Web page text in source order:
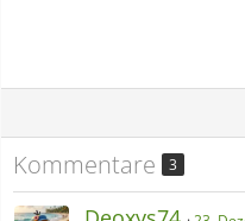
Kommentare 3